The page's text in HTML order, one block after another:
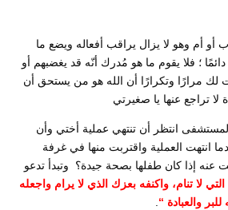
أو أم وهو لا يزال يراقب أفعاله ويضع ما
؛ فلا يقوم ما هو مُدرك أنّه قد يغضبهم أو
لك مرارًا وتكرارًا أن الله هو من يستحق أن
تراجع عنها يا صغيرتي
انتظر أن تنتهي عملية أختي وأن
انتهت العملية واقتربت منها في غرفة
عنه إذا كان طفلها بصحة جيدة؟ وتبدأ تدعو
لا تنام، واكنفه بعزك الذي لا يرام واجعله
والعبادة “